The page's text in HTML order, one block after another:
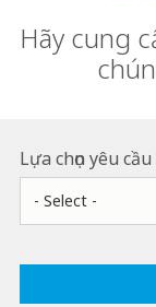
Hãy cung
Lựa chọn yêu cầu